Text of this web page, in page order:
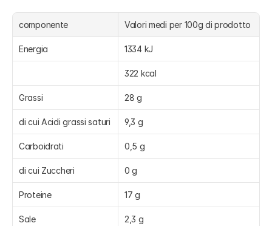
componente Valori medi per 100g di prodotto
Energia 1334 kJ
322 kcal
Grassi 28 g
di cui Acidi grassi saturi 9,3 g
Carboidrati 0,5 g
di cui Zuccheri 0 g
Proteine 17 g
Sale 2,3 g